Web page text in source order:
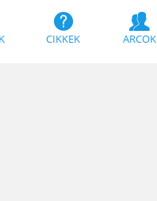
CIKKEK ARCOK